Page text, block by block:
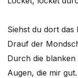
Siehst du dort
Drauf der
Durch die
Augen, die mir gut.